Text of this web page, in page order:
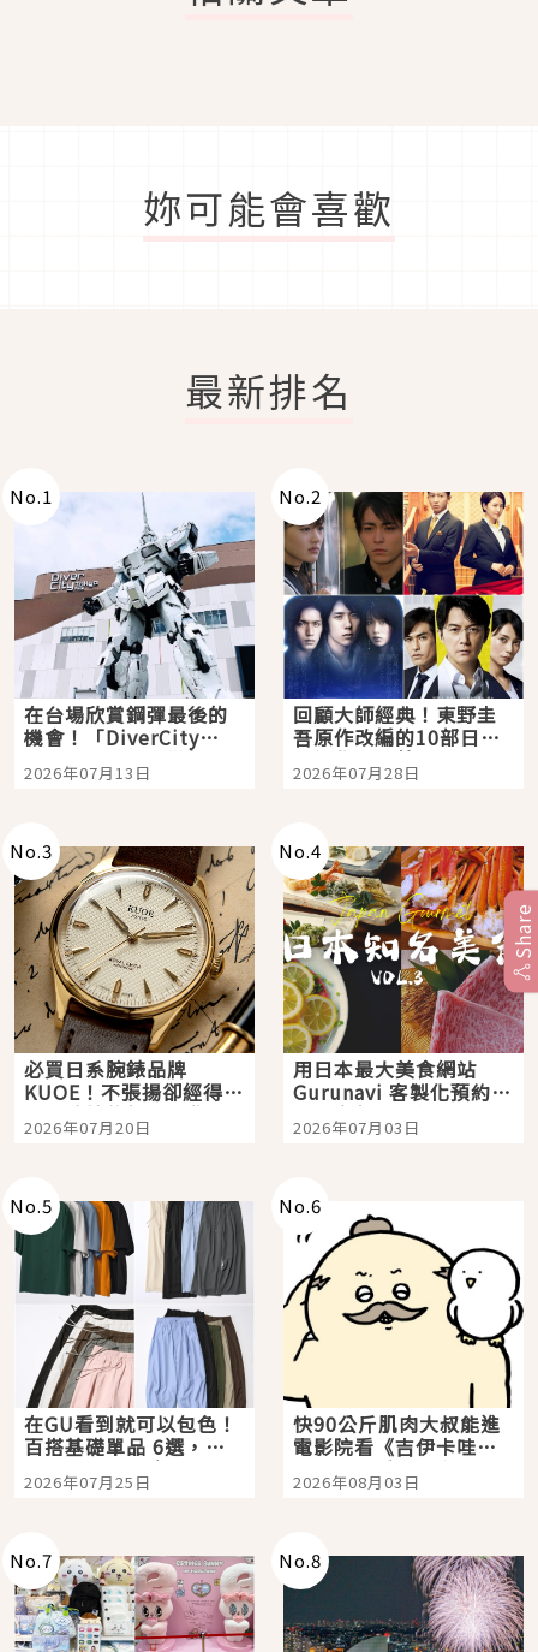
妳可能會喜歡
最新排名
No.1
在台場欣賞鋼彈最後的
機會！「DiverCity
Tokyo Plaza」搭船、
購物、美食及夜景，一
2026年07月13日
No.2
回顧大師經典！東野圭
吾原作改編的10部日本
影視作品推薦
2026年07月28日
No.3
必買日系腕錶品牌
KUOE！不張揚卻經得起
時間洗鍊的經典之作五
選
2026年07月20日
No.4
用日本最大美食網站
Gurunavi 客製化預約九
大都市餐廳，打造專屬
美食體驗！
2026年07月03日
No.5
在GU看到就可以包色！
百搭基礎單品 6選，閉
眼全收也不心疼
2026年07月25日
No.6
快90公斤肌肉大叔能進
電影院看《吉伊卡哇》
嗎？日本重金屬樂團
「打首」會長與nagano
2026年08月03日
No.7 No.8
Share